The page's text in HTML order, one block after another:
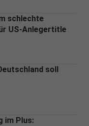
schlechte
US-Anlegertitle
soll
im Plus: